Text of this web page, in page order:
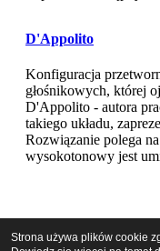
D'Appolito
Konfiguracja
głośnikowych, której
D'Appolito - autora
takiego układu,
Rozwiązanie polega
wysokotonowy jest
Cytaty
Strona używa plików cookie